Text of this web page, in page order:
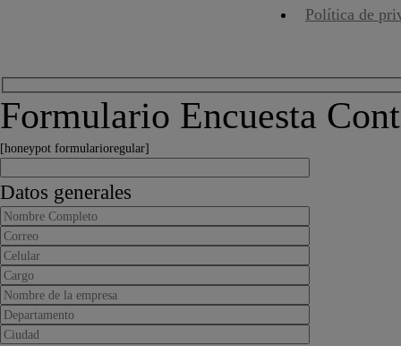
Política de
Formulario Encuesta
[honeypot formularioregular]
Datos generales